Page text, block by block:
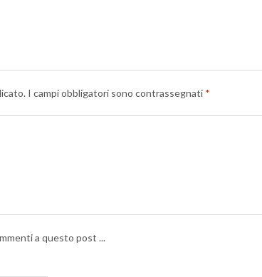
I campi obbligatori sono contrassegnati *
a questo post ...